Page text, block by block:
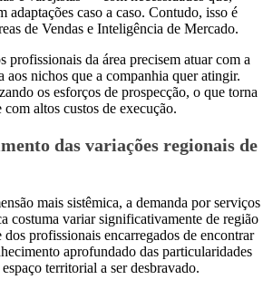
adaptações caso a caso. Contudo, isso é
de Vendas e Inteligência de Mercado.
profissionais da área precisem atuar com a
aos nichos que a companhia quer atingir.
os esforços de prospecção, o que torna
altos custos de execução.
das variações regionais de
mais sistêmica, a demanda por serviços
costuma variar significativamente de região
profissionais encarregados de encontrar
aprofundado das particularidades
territorial a ser desbravado.